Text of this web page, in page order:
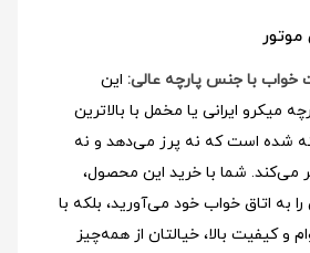
خواب با جنس پارچه عالی: این
میکرو ایرانی یا مخمل با بالاترین
شده است که نه پرز می‌دهد و نه
می‌کند. شما با خرید این محصول،
را به اتاق خواب خود می‌آورید، بلکه با
و کیفیت بالا، خیالتان از همه‌چیز